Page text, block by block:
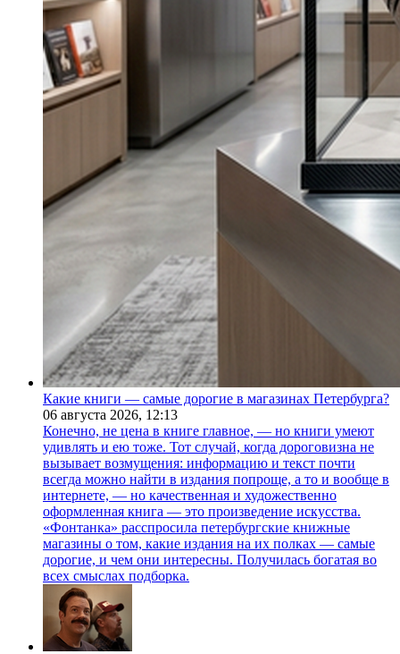
Какие книги — самые дорогие в магазинах Петербурга?
06 августа 2026, 12:13
Конечно, не цена в книге главное, — но книги умеют
удивлять и ею тоже. Тот случай, когда дороговизна не
вызывает возмущения: информацию и текст почти
всегда можно найти в издания попроще, а то и вообще в
интернете, — но качественная и художественно
оформленная книга — это произведение искусства.
«Фонтанка» расспросила петербургские книжные
магазины о том, какие издания на их полках — самые
дорогие, и чем они интересны. Получилась богатая во
всех смыслах подборка.